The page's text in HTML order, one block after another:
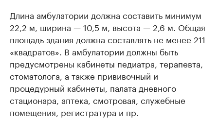
Длина амбулатории должна составить минимум
22,2 м, ширина — 10,5 м, высота — 2,6 м. Общая
площадь здания должна составлять не менее 211
«квадратов». В амбулатории должны быть
предусмотрены кабинеты педиатра, терапевта,
стоматолога, а также прививочный и
процедурный кабинеты, палата дневного
стационара, аптека, смотровая, служебные
помещения, регистратура и пр.